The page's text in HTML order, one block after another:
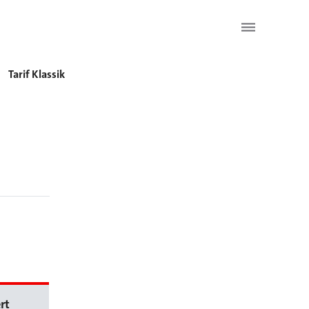
Tarif Klassik